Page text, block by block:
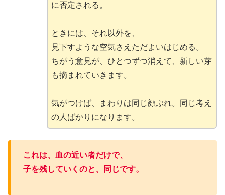
に否定される。
ときには、それ以外を、
見下すような空気さえただよいはじめる。
ちがう意見が、ひとつずつ消えて、新しい芽
も摘まれていきます。
気がつけば、まわりは同じ顔ぶれ。同じ考え
の人ばかりになります。
これは、血の近い者だけで、
子を残していくのと、同じです。